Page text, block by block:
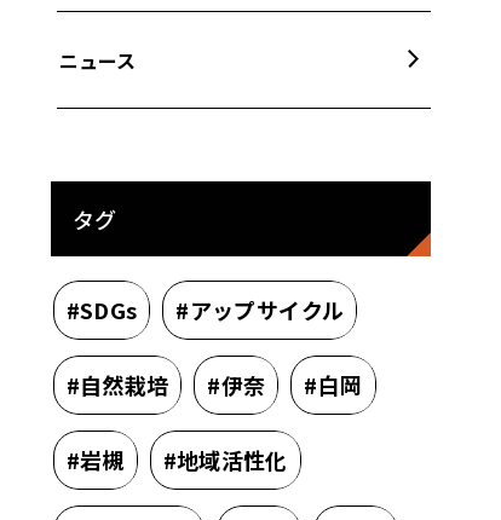
ニュース
タグ
#SDGs #アップサイクル
#自然栽培 #伊奈 #白岡
#岩槻 #地域活性化